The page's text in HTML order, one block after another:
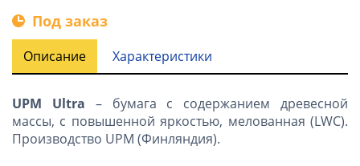
Под заказ
Описание Характеристики
UPM Ultra – бумага с содержанием древесной
массы, с повышенной яркостью, мелованная (LWC).
Производство UPM (Финляндия).